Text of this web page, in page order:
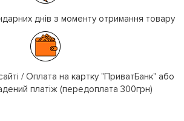
днів з моменту отримання товару
/ Оплата на картку "ПриватБанк" або
платіж (передоплата 300грн)